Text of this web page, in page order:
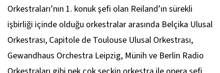
Orkestraları’nın 1. konuk şefi olan Reiland’ın sürekli
işbirliği içinde olduğu orkestralar arasında Belçika Ulusal
Orkestrası, Capitole de Toulouse Ulusal Orkestrası,
Gewandhaus Orchestra Leipzig, Münih ve Berlin Radio